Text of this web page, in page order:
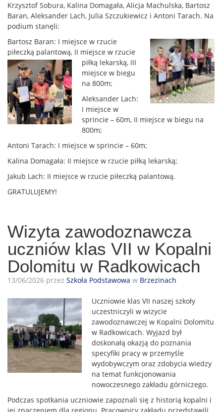
Krzysztof Sobura, Kalina Domagała, Alicja Machulska, Bartosz
Baran, Aleksander Lach, Julia Szczukiewicz i Antoni Tarach. Na
podium stanęli:
Bartosz Baran: I miejsce w rzucie
piłeczką palantową, II miejsce w rzucie
piłką lekarską, III
miejsce w biegu
na 800m;
Aleksander Lach:
I miejsce w
sprincie – 60m, II miejsce w biegu na
800m;
Antoni Tarach: I miejsce w sprincie – 60m;
Kalina Domagała: II miejsce w rzucie piłką lekarską;
Jakub Lach: II miejsce w rzucie piłeczką palantową.
GRATULUJEMY!
Wizyta zawodoznawcza
uczniów klas VII w Kopalni
Dolomitu w Radkowicach
13/06/2026 przez Szkoła Podstawowa w Brzezinach
Uczniowie klas VII naszej szkoły
uczestniczyli w wizycie
zawodoznawczej w Kopalni Dolomitu
w Radkowicach. Wyjazd był
doskonałą okazją do poznania
specyfiki pracy w przemyśle
wydobywczym oraz zdobycia wiedzy
na temat funkcjonowania
nowoczesnego zakładu górniczego.
Podczas spotkania uczniowie zapoznali się z historią kopalni i